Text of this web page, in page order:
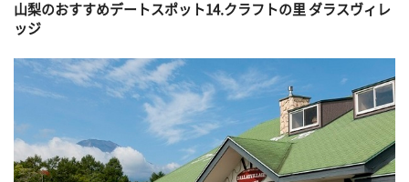
山梨のおすすめデートスポット14.クラフトの里 ダラスヴィレ
ッジ